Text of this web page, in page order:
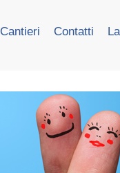
Cantieri Contatti